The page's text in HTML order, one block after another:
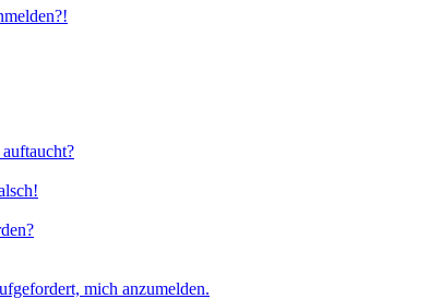
mich anzumelden.